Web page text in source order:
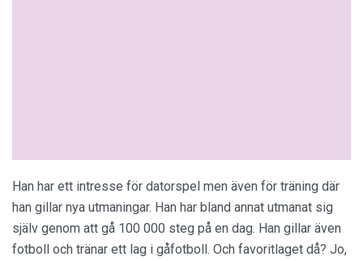
Han har ett intresse för datorspel men även för träning där
han gillar nya utmaningar. Han har bland annat utmanat sig
själv genom att gå 100 000 steg på en dag. Han gillar även
fotboll och tränar ett lag i gåfotboll. Och favoritlaget då? Jo,